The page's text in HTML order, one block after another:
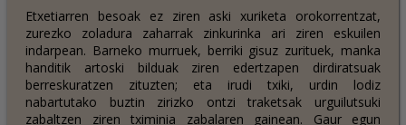
Etxetiarren besoak ez ziren aski xuriketa orokorrentzat,
zurezko zoladura zaharrak zinkurinka ari ziren eskuilen
indarpean. Barneko murruek, berriki gisuz zurituek, manka
handitik artoski bilduak ziren edertzapen dirdiratsuak
berreskuratzen zituzten; eta irudi txiki, urdin lodiz
nabartutako buztin zirizko ontzi traketsak urguilutsuki
zabaltzen ziren tximinia zabalaren gainean. Gaur egun